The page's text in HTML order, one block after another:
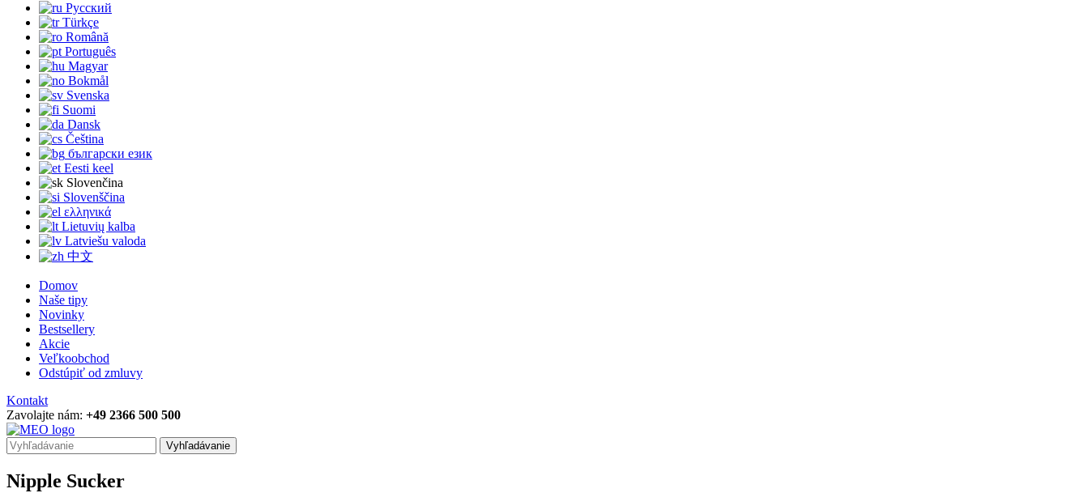
Русский
Türkçe
Română
Português
Magyar
Bokmål
Svenska
Suomi
Dansk
Čeština
български език
Eesti keel
Slovenčina
Slovenščina
ελληνικά
Lietuvių kalba
Latviešu valoda
中文
Domov
Naše tipy
Novinky
Bestsellery
Akcie
Veľkoobchod
Odstúpiť od zmluvy
Kontakt
Zavolajte nám: +49 2366 500 500
Vyhľadávanie
Nipple Sucker